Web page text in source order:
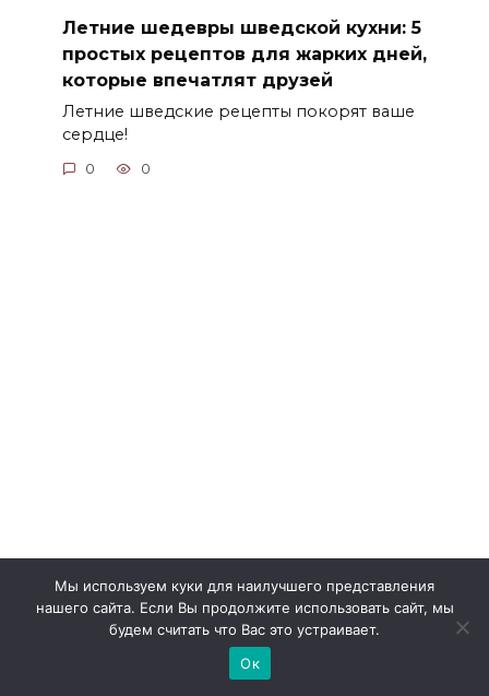
Летние шедевры шведской кухни: 5
простых рецептов для жарких дней,
которые впечатлят друзей
Летние шведские рецепты покорят ваше
сердце!
0 0
Французские рецепты на 8 марта
2025: удивите гостей гурманскими
шедеврами и покорите сердца
Мы используем куки для наилучшего представления
нашего сайта. Если Вы продолжите использовать сайт, мы
будем считать что Вас это устраивает.
Ок